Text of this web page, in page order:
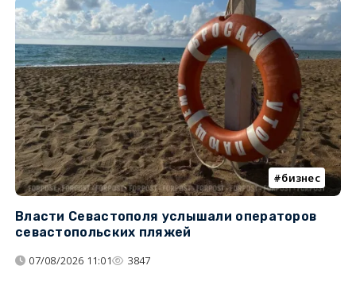
бизнес
Власти Севастополя услышали операторов
севастопольских пляжей
07/08/2026 11:01 3847